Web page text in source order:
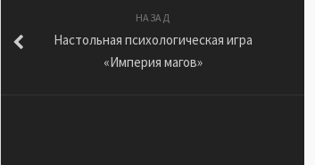
НАЗАД
Настольная психологическая игра
«Империя магов»